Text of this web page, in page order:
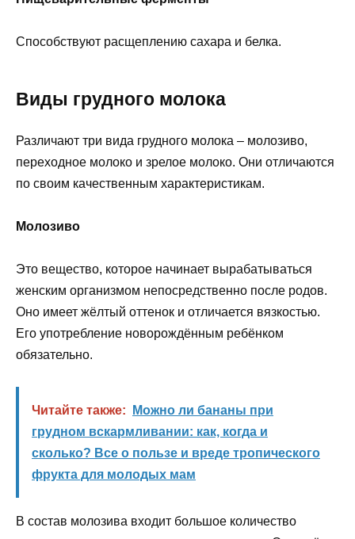
Способствуют расщеплению сахара и белка.
Виды грудного молока
Различают три вида грудного молока – молозиво,
переходное молоко и зрелое молоко. Они отличаются
по своим качественным характеристикам.
Молозиво
Это вещество, которое начинает вырабатываться
женским организмом непосредственно после родов.
Оно имеет жёлтый оттенок и отличается вязкостью.
Его употребление новорождённым ребёнком
обязательно.
Читайте также:
Можно ли бананы при
грудном вскармливании: как, когда и
сколько? Все о пользе и вреде тропического
фрукта для молодых мам
В состав молозива входит большое количество